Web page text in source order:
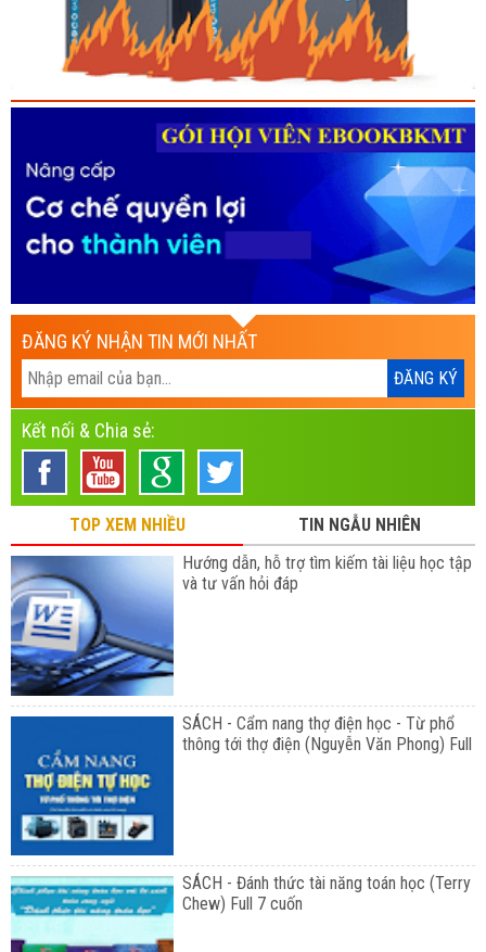
ĐĂNG KÝ NHẬN TIN MỚI NHẤT
Kết nối & Chia sẻ:
TOP XEM NHIỀU
TIN NGẪU NHIÊN
Hướng dẫn, hỗ trợ tìm kiếm tài liệu học tập
và tư vấn hỏi đáp
SÁCH - Cẩm nang thợ điện học - Từ phổ
thông tới thợ điện (Nguyễn Văn Phong) Full
SÁCH - Đánh thức tài năng toán học (Terry
Chew) Full 7 cuốn